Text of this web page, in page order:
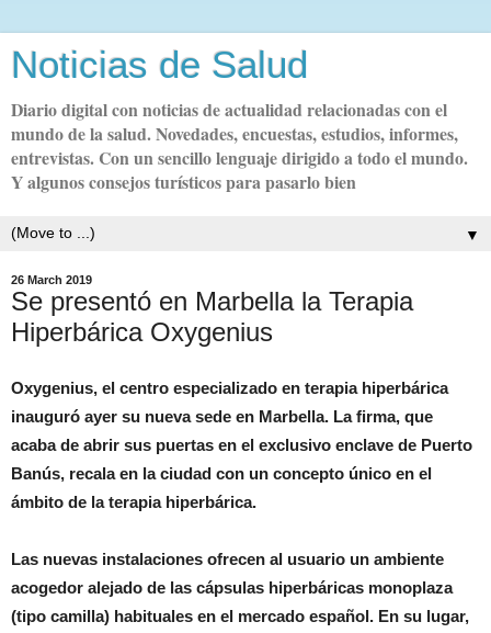
Noticias de Salud
Diario digital con noticias de actualidad relacionadas con el
mundo de la salud. Novedades, encuestas, estudios, informes,
entrevistas. Con un sencillo lenguaje dirigido a todo el mundo.
Y algunos consejos turísticos para pasarlo bien
▼
26 March 2019
Se presentó en Marbella la Terapia
Hiperbárica Oxygenius
Oxygenius, el centro especializado en terapia hiperbárica
inauguró ayer su nueva sede en Marbella. La firma, que
acaba de abrir sus puertas en el exclusivo enclave de Puerto
Banús, recala en la ciudad con un concepto único en el
ámbito de la terapia hiperbárica.
Las nuevas instalaciones ofrecen al usuario un ambiente
acogedor alejado de las cápsulas hiperbáricas monoplaza
(tipo camilla) habituales en el mercado español. En su lugar,